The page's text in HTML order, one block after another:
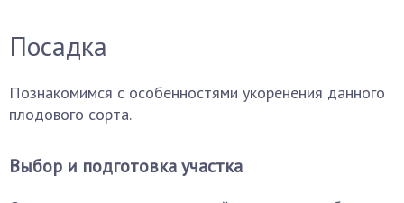
Посадка
Познакомимся с особенностями укоренения данного
плодового сорта.
Выбор и подготовка участка